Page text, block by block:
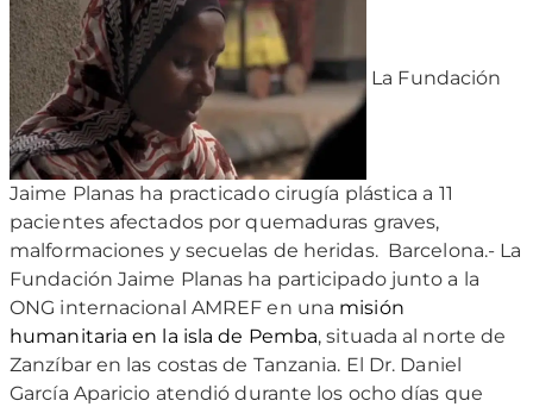
La Fundación
Jaime Planas ha practicado cirugía plástica a 11
pacientes afectados por quemaduras graves,
malformaciones y secuelas de heridas. Barcelona.- La
Fundación Jaime Planas ha participado junto a la
ONG internacional AMREF en una misión
humanitaria en la isla de Pemba, situada al norte de
Zanzíbar en las costas de Tanzania. El Dr. Daniel
García Aparicio atendió durante los ocho días que